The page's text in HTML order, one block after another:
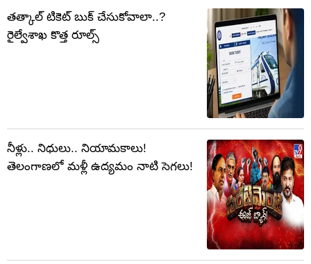
తత్కాల్ టికెట్ బుక్ చేసుకోవాలా..?
రైల్వేశాఖ కొత్త రూల్స్
నీళ్లు.. నిధులు.. నియామకాలు!
తెలంగాణలో మళ్లీ ఉద్యమం నాటి సెగలు!